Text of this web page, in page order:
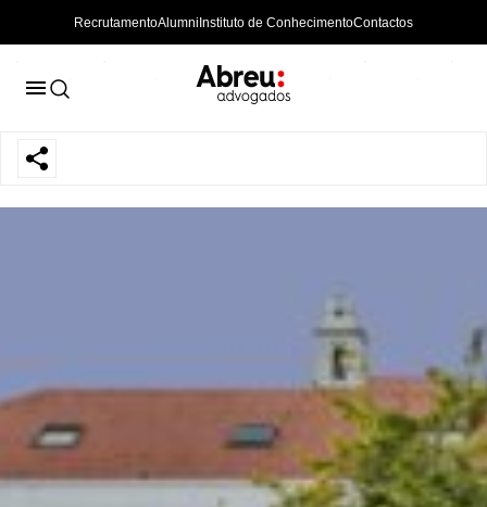
RecrutamentoAlumni Instituto de ConhecimentoContactos